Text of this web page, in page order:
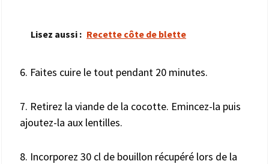
Lisez aussi : Recette côte de blette
6. Faites cuire le tout pendant 20 minutes.
7. Retirez la viande de la cocotte. Emincez-la puis
ajoutez-la aux lentilles.
8. Incorporez 30 cl de bouillon récupéré lors de la